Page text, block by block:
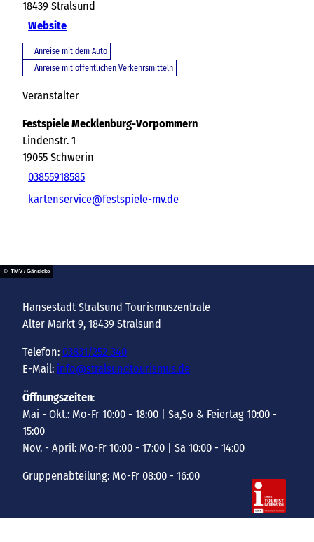
18439 Stralsund
Website
Anreise mit dem Auto
Anreise mit öffentlichen Verkehrsmitteln
Veranstalter
Festspiele Mecklenburg-Vorpommern
Lindenstr. 1
19055 Schwerin
03855918585
kartenservice@festspiele-mv.de
© TMV / Gänsicke
Hansestadt Stralsund Tourismuszentrale
Alter Markt 9, 18439 Stralsund
Telefon: 03831/252-340
E-Mail: info@stralsundtourismus.de
Öffnungszeiten:
Mai - Okt.: Mo-Fr 10:00 - 18:00 | Sa,So & Feiertag 10:00 -
15:00
Nov. - April: Mo-Fr 10:00 - 17:00 | Sa 10:00 - 14:00
Gruppenabteilung: Mo-Fr 08:00 - 16:00